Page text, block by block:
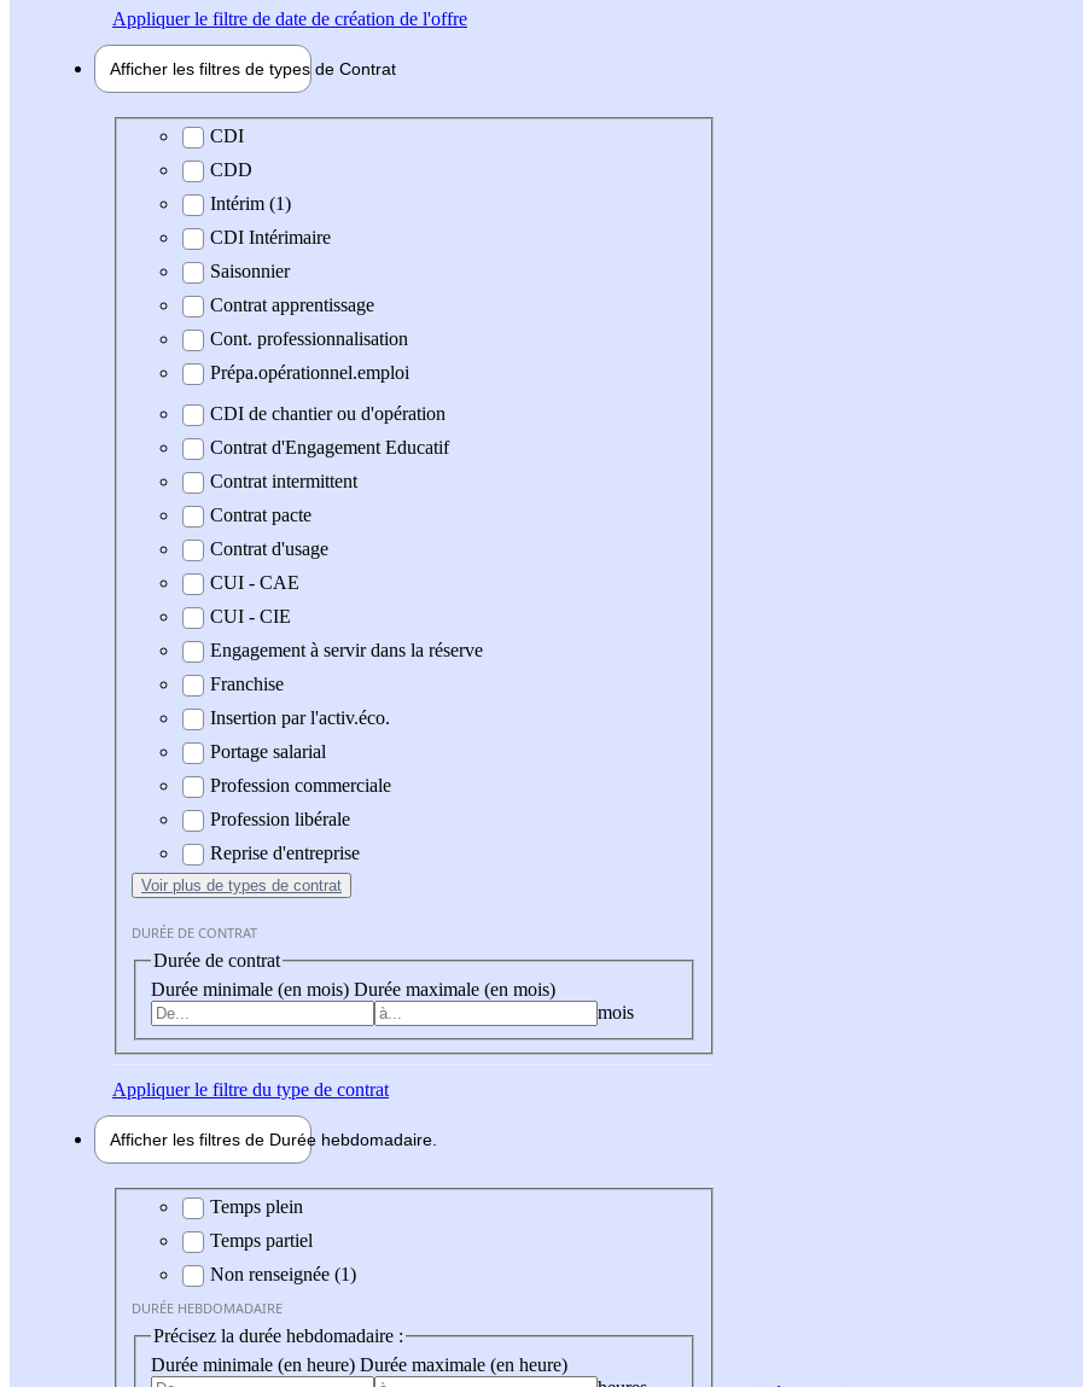
Appliquerle filtre de date de création de l'offre
Afficher les filtres de types de Contrat
Type de contrat
CDI
CDD
Intérim (1)
CDI Intérimaire
Saisonnier
Contrat apprentissage
Cont. professionnalisation
Prépa.opérationnel.emploi
CDI de chantier ou d'opération
Contrat d'Engagement Educatif
Contrat intermittent
Contrat pacte
Contrat d'usage
CUI - CAE
CUI - CIE
Engagement à servir dans la réserve
Franchise
Insertion par l'activ.éco.
Portage salarial
Profession commerciale
Profession libérale
Reprise d'entreprise
Voir plus de types de contrat
DURÉE DE CONTRAT
Durée de contrat
Durée minimale (en mois) Durée maximale (en mois)
mois
Appliquerle filtre du type de contrat
Afficher les filtres de Durée hebdomadaire
Durée hebdomadaire
Temps plein
Temps partiel
Non renseignée (1)
DURÉE HEBDOMADAIRE
Précisez la durée hebdomadaire :
Durée minimale (en heure) Durée maximale (en heure)